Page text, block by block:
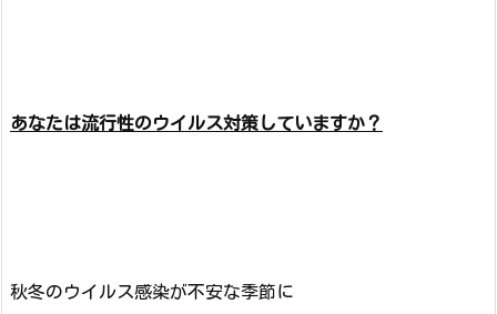
あなたは流行性のウイルス対策していますか？
秋冬のウイルス感染が不安な季節に